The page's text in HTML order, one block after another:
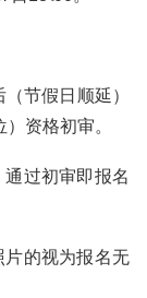
节假日顺延）
资格初审。
通过初审即报名
片的视为报名无